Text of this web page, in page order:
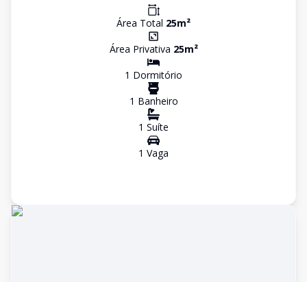
Área Total 25m²
Área Privativa 25m²
1 Dormitório
1 Banheiro
1 Suíte
1 Vaga